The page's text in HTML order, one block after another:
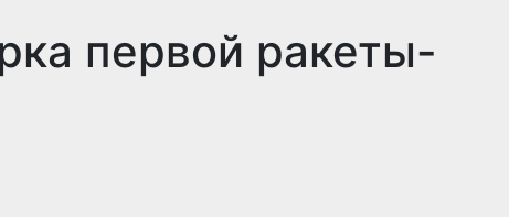
первой ракеты-